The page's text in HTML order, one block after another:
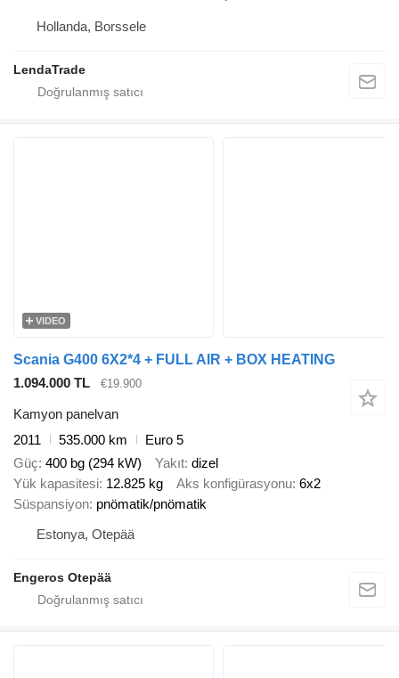
Hollanda, Borssele
LendaTrade
VIDEO
Scania G400 6X2*4 + FULL AIR + BOX HEATING
1.094.000 TL
€19.900
Kamyon panelvan
2011
535.000 km
Euro 5
Güç 400 bg (294 kW) Yakıt dizel
Yük kapasitesi 12.825 kg Aks konfigürasyonu 6x2
Süspansiyon pnömatik/pnömatik
Estonya, Otepää
Engeros Otepää